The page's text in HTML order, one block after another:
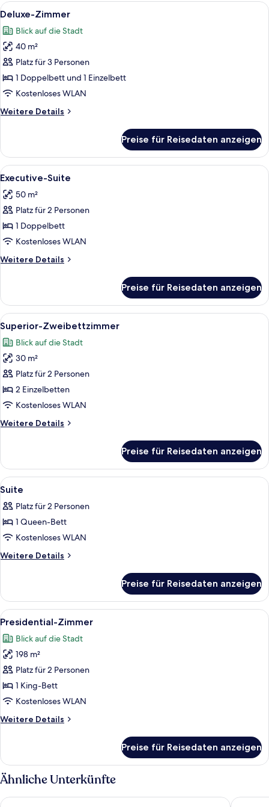
Alle
Fotos
für
Deluxe-
Zimmer
anzeigen
Ein Hotelzimmer mit großem,
5
Deluxe-Zimmer
Blick auf die Stadt
40 m²
Platz für 3 Personen
1 Doppelbett und 1 Einzelbett
Kostenloses WLAN
Weitere Details
Weitere
Zimmer
Preise für Reisedaten anzeigen
Alle
Fotos
für
Executive-
Suite
anzeigen
Ein Hotelzimmer mit einem großen
5
Executive-Suite
50 m²
Platz für 2 Personen
1 Doppelbett
Kostenloses WLAN
Weitere Details
Weitere
Suite
Preise für Reisedaten anzeigen
Alle
Fotos
für
Superior-
Zweibettzimmer
anzeigen
Ein Hotelzimmer mit zwei Betten,
5
Superior-Zweibettzimmer
Blick auf die Stadt
30 m²
Platz für 2 Personen
2 Einzelbetten
Kostenloses WLAN
Weitere Details
Weitere
Zweibettzimmer
Preise für Reisedaten anzeigen
Alle
Fotos
für
Suite
anzeigen
Minibar, Zimmersafe, Schreibtisch,
8
Suite
Platz für 2 Personen
1 Queen-Bett
Kostenloses WLAN
Weitere Details
Weitere
Preise für Reisedaten anzeigen
Alle
Fotos
für
Presidential-
Zimmer
anzeigen
Ein geräumiger Raum mit einem
5
Presidential-Zimmer
Blick auf die Stadt
198 m²
Platz für 2 Personen
1 King-Bett
Kostenloses WLAN
Weitere Details
Weitere
Zimmer
Preise für Reisedaten anzeigen
Ähnliche Unterkünfte
The Ann Hanoi Hotel & Spa SQ